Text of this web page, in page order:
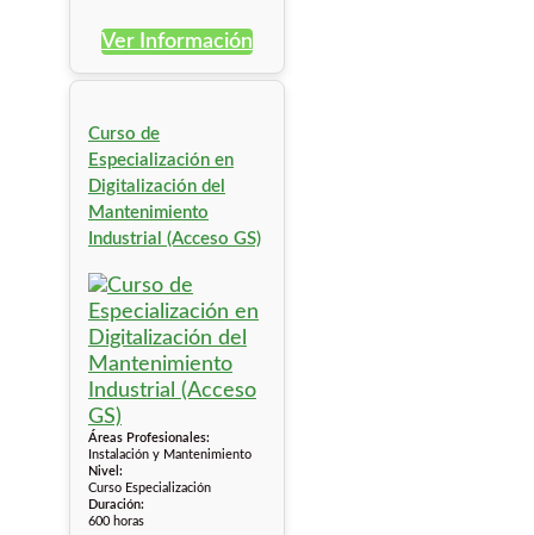
Ver Información
Curso de
Especialización en
Digitalización del
Mantenimiento
Industrial (Acceso GS)
Áreas Profesionales:
Instalación y Mantenimiento
Nivel:
Curso Especialización
Duración:
600 horas